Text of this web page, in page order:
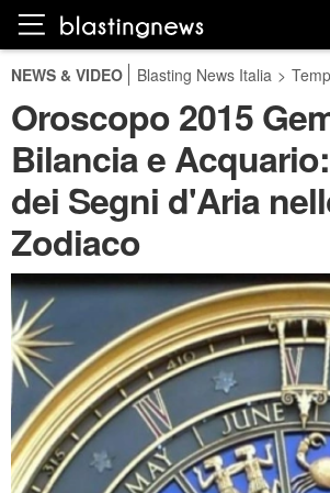
NEWS & VIDEO Blasting News Italia >
Oroscopo 2015
Bilancia e
dei Segni d'Aria
Zodiaco